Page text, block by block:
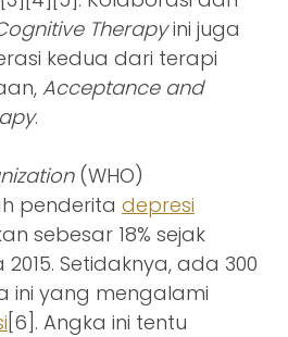
Therapyini juga
kedua dari terapi
Acceptance and
.
(WHO)
penderita depresi
sebesar 18% sejak
Setidaknya, ada 300
ini yang mengalami
[6]. Angka ini tentu